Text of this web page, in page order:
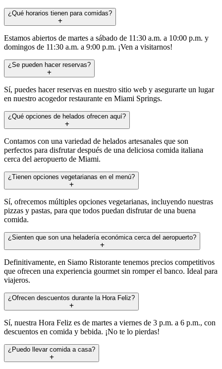
¿Qué horarios tienen para comidas?
Estamos abiertos de martes a sábado de 11:30 a.m. a 10:00 p.m. y
domingos de 11:30 a.m. a 9:00 p.m. ¡Ven a visitarnos!
¿Se pueden hacer reservas?
Sí, puedes hacer reservas en nuestro sitio web y asegurarte un lugar
en nuestro acogedor restaurante en Miami Springs.
¿Qué opciones de helados ofrecen aquí?
Contamos con una variedad de helados artesanales que son
perfectos para disfrutar después de una deliciosa comida italiana
cerca del aeropuerto de Miami.
¿Tienen opciones vegetarianas en el menú?
Sí, ofrecemos múltiples opciones vegetarianas, incluyendo nuestras
pizzas y pastas, para que todos puedan disfrutar de una buena
comida.
¿Sienten que son una heladería económica cerca del aeropuerto?
Definitivamente, en Siamo Ristorante tenemos precios competitivos
que ofrecen una experiencia gourmet sin romper el banco. Ideal para
viajeros.
¿Ofrecen descuentos durante la Hora Feliz?
Sí, nuestra Hora Feliz es de martes a viernes de 3 p.m. a 6 p.m., con
descuentos en comida y bebida. ¡No te lo pierdas!
¿Puedo llevar comida a casa?